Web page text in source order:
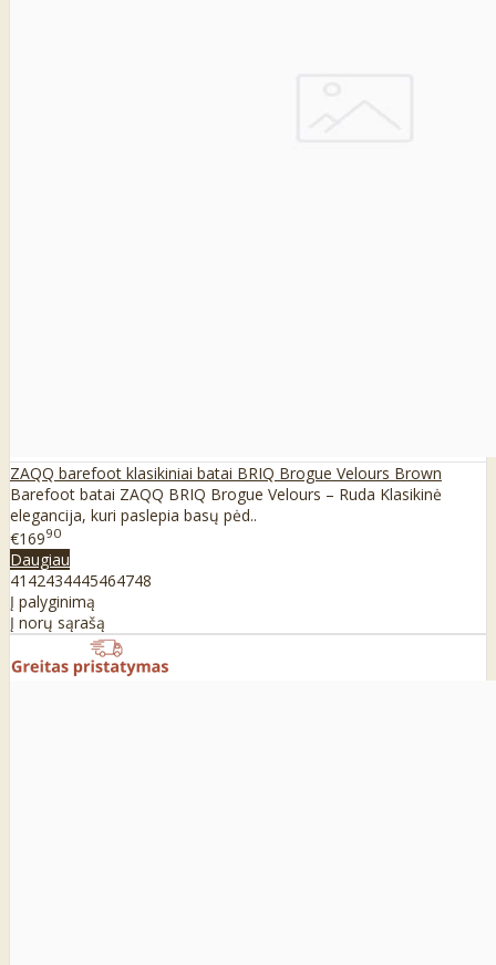
ZAQQ barefoot klasikiniai batai BRIQ Brogue Velours Brown
Barefoot batai ZAQQ BRIQ Brogue Velours – Ruda Klasikinė
elegancija, kuri paslepia basų pėd..
€16990
Daugiau
41 42434445464748
Į palyginimą
Į norų sąrašą